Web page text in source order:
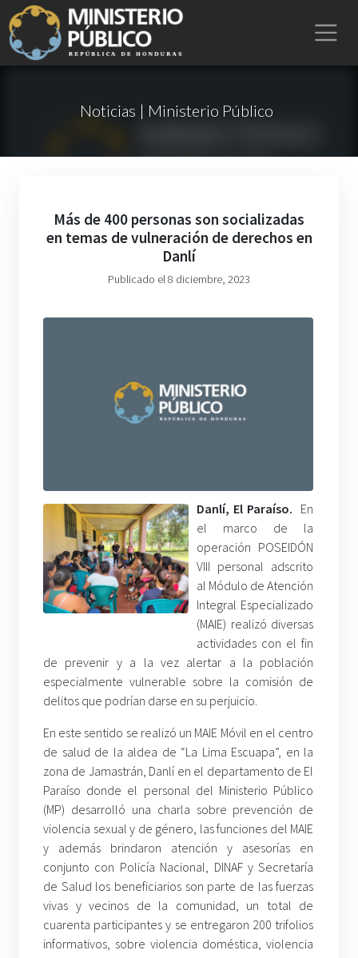
Noticias | Ministerio Público
Más de 400 personas son socializadas
en temas de vulneración de derechos en
Danlí
Publicado el 8 diciembre, 2023
Danlí, El Paraíso. En
el marco de la
operación POSEIDÓN
VIII personal adscrito
al Módulo de Atención
Integral Especializado
(MAIE) realizó diversas
actividades con el fin
de prevenir y a la vez alertar a la población
especialmente vulnerable sobre la comisión de
delitos que podrían darse en su perjuicio.
En este sentido se realizó un MAIE Móvil en el centro
de salud de la aldea de “La Lima Escuapa”, en la
zona de Jamastrán, Danlí en el departamento de El
Paraíso donde el personal del Ministerio Público
(MP) desarrolló una charla sobre prevención de
violencia sexual y de género, las funciones del MAIE
y además brindaron atención y asesorías en
conjunto con Policía Nacional, DINAF y Secretaría
de Salud los beneficiarios son parte de las fuerzas
vivas y vecinos de la comunidad, un total de
cuarenta participantes y se entregaron 200 trifolios
informativos, sobre violencia doméstica, violencia